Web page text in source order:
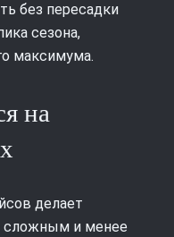
без пересадки
сезона,
максимума.
на
делает
сложным и менее